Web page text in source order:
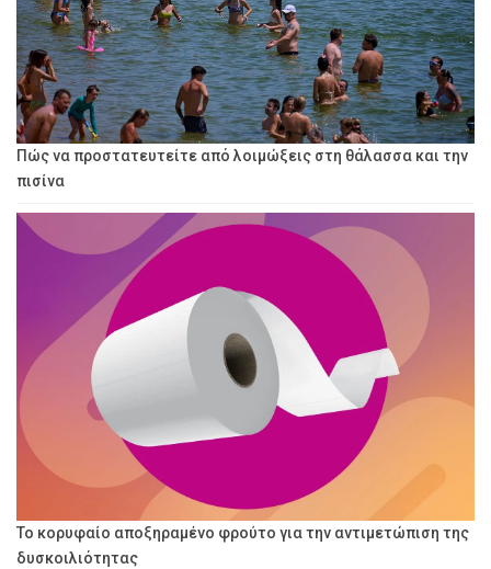
Πώς να προστατευτείτε από λοιμώξεις στη θάλασσα και την
πισίνα
Το κορυφαίο αποξηραμένο φρούτο για την αντιμετώπιση της
δυσκοιλιότητας